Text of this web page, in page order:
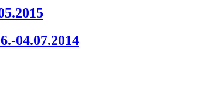
04.07.2014